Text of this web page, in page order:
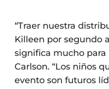
“Traer nuestra
Killeen por segundo
significa mucho para
Carlson. “Los niños
evento son futuros